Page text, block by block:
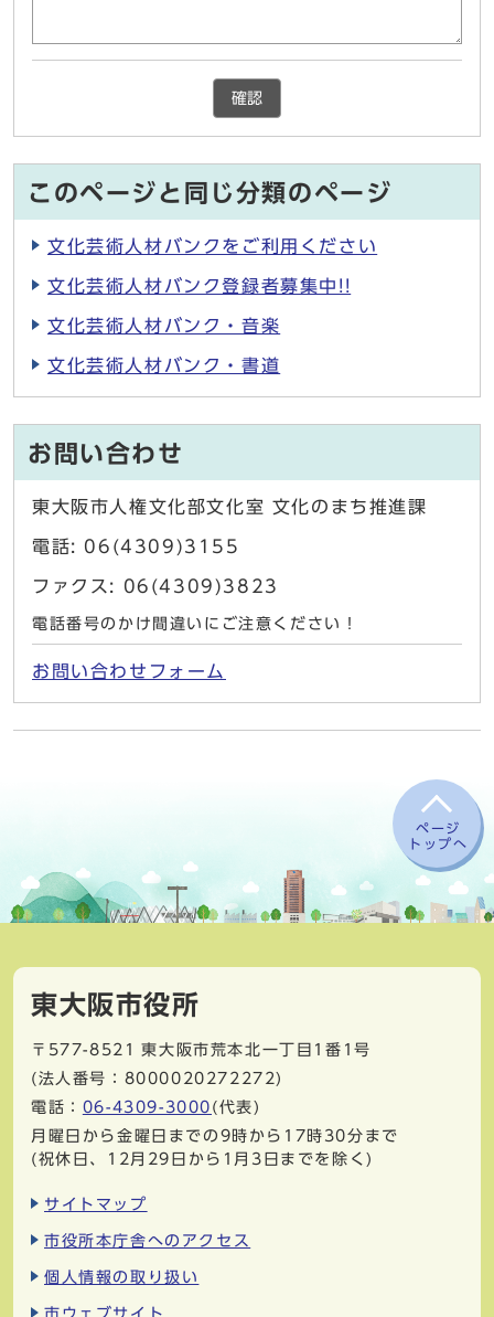
確認
このページと同じ分類のページ
文化芸術人材バンクをご利用ください
文化芸術人材バンク登録者募集中!!
文化芸術人材バンク・音楽
文化芸術人材バンク・書道
お問い合わせ
東大阪市人権文化部文化室 文化のまち推進課
電話: 06(4309)3155
ファクス: 06(4309)3823
電話番号のかけ間違いにご注意ください！
お問い合わせフォーム
ページ
トップへ
東大阪市役所
〒577-8521
東大阪市荒本北一丁目1番1号
(法人番号：8000020272272)
電話： 06-4309-3000 (代表)
月曜日から金曜日までの9時から17時30分まで
(祝休日、12月29日から1月3日までを除く)
サイトマップ
市役所本庁舎へのアクセス
個人情報の取り扱い
市ウェブサイト